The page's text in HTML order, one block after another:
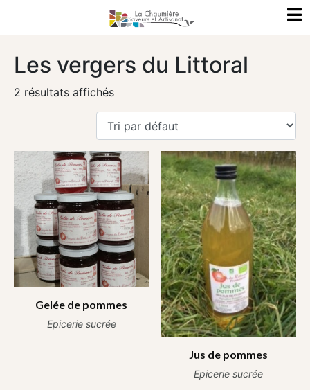
Les vergers du Littoral
2 résultats affichés
Gelée de pommes
Epicerie sucrée
Jus de pommes
Epicerie sucrée